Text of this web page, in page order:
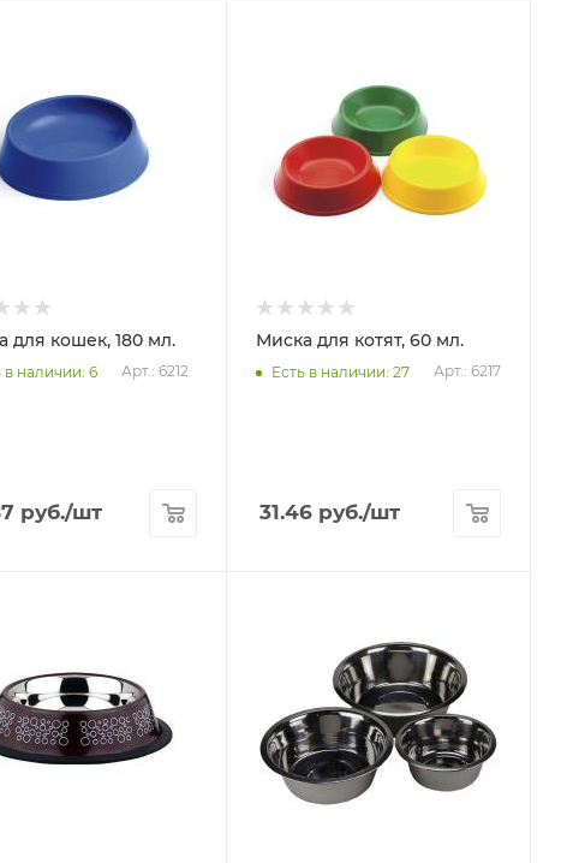
для кошек, 180 мл.
в наличии: 6 Арт.: 6212
руб./шт
Миска для котят, 60 мл.
Есть в наличии: 27 Арт.: 6217
31.46 руб./шт